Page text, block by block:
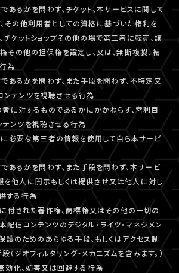
るかを問わず、チケット、本サービスに関して
その他利用者としての資格に基づいた権利を
チケットショップその他の場で第三者に転売、譲
権その他の担保権を設定し、又は、無断複製、転
為
あるかを問わず、また手段を問わず、不特定又
テンツを視聴させる行為
に対するものであるかにかかわらず、営利目
ンツを視聴させる行為
必要な第三者の情報を使用して自ら本サービ
あるかを問わず、また手段を問わず、本サービ
他人に開示もしくは提供させ又は他人に対し
する行為
付された著作権、商標権又はその他の一切の
配信コンテンツのデジタル・ライツ・マネジメン
保護のためのあらゆる手段、もしくはアクセス制
ジオフィルタリング・メカニズムを含みます。）
無効化、妨害又は回避する行為